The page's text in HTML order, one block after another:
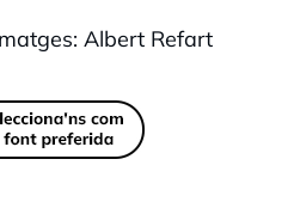
Albert Refart